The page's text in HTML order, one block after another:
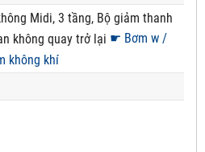
Midi, 3 tầng, Bộ giảm thanh
không quay trở lại ☛ Bơm w /
không khí